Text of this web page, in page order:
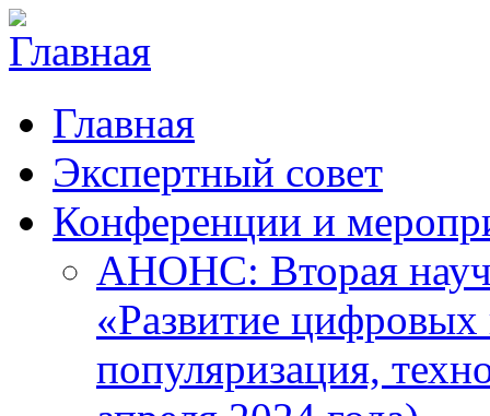
Главная
Экспертный совет
Конференции и
АНОНС: Вторая
«Развитие цифровых
популяризация,